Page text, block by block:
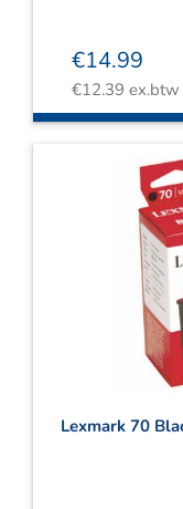
€14.99
€12.39 ex.btw
Lexmark 70